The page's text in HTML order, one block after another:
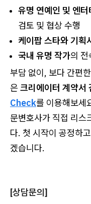
유명 연예인 및 엔
검토 및 협상 수행
케이팝 스타와 기획
국내 유명 작가의
부담 없이, 보다 간편
은 크리에이터 계약서
Check를 이용해보세
문변호사가 직접 리스
다. 첫 시작이 공정하
겠습니다.
[상담문의]